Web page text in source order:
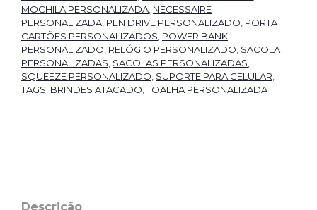
MOCHILA PERSONALIZADA NECESSAIRE
PERSONALIZADA PEN DRIVE PERSONALIZADO PORTA
CARTÕES PERSONALIZADOS POWER BANK
PERSONALIZADO RELÓGIO PERSONALIZADO SACOLA
PERSONALIZADAS SACOLAS PERSONALIZADAS
SQUEEZE PERSONALIZADO SUPORTE PARA CELULAR
TAGS: BRINDES ATACADO ,TOALHA PERSONALIZADA
Descrição